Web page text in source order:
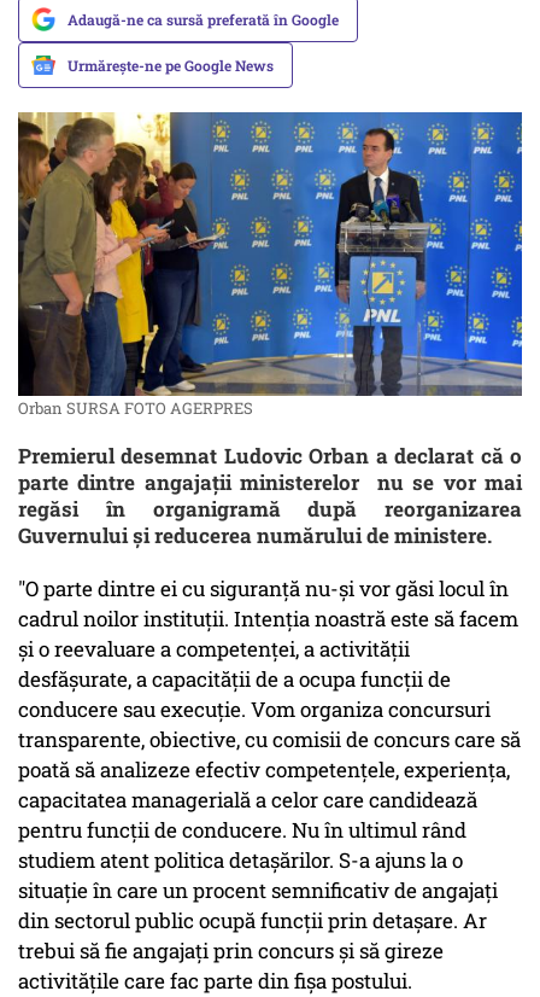
Adaugă-ne ca sursă preferată în Google
Urmărește-ne pe Google News
Orban SURSA FOTO AGERPRES
Premierul desemnat Ludovic Orban a declarat că o
parte dintre angajaţii ministerelor nu se vor mai
regăsi în organigramă după reorganizarea
Guvernului şi reducerea numărului de ministere.
"O parte dintre ei cu siguranţă nu-şi vor găsi locul în
cadrul noilor instituţii. Intenţia noastră este să facem
şi o reevaluare a competenţei, a activităţii
desfăşurate, a capacităţii de a ocupa funcţii de
conducere sau execuţie. Vom organiza concursuri
transparente, obiective, cu comisii de concurs care să
poată să analizeze efectiv competenţele, experienţa,
capacitatea managerială a celor care candidează
pentru funcţii de conducere. Nu în ultimul rând
studiem atent politica detaşărilor. S-a ajuns la o
situaţie în care un procent semnificativ de angajaţi
din sectorul public ocupă funcţii prin detaşare. Ar
trebui să fie angajaţi prin concurs şi să gireze
activităţile care fac parte din fişa postului.